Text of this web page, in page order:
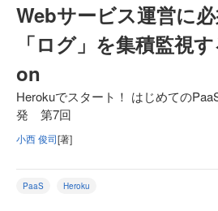
Webサービス運営に
「ログ」を集積監視
on
Herokuでスタート！ はじめての
発 第7回
小西 俊司[著]
PaaS Heroku